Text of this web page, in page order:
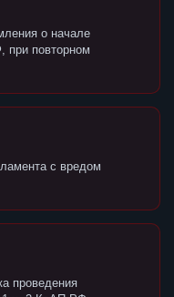
о начале
при повторном
с вредом
проведения